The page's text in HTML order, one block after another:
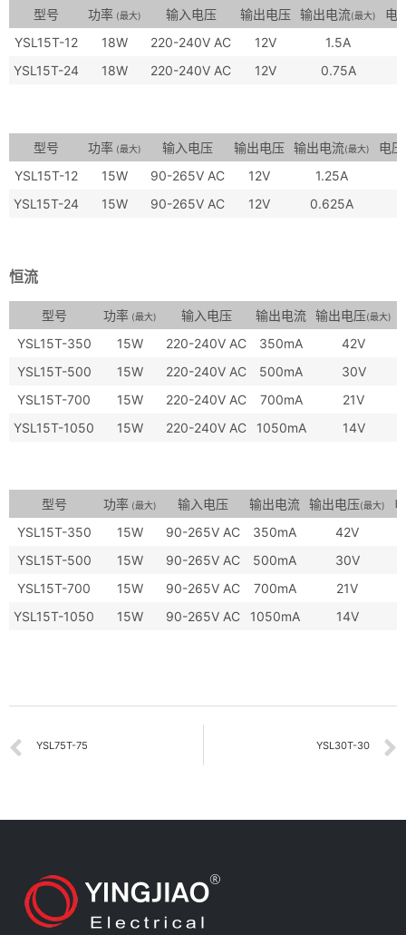
型号 功率 (最大) 输入电压 输出电压 输出电流(最大)
电
YSL15T-12
18W 220-240V AC 12V
1.5A
YSL15T-24
18W 220-240V AC 12V 0.75A
型号 功率 (最大) 输入电压 输出电压 输出电流(最大)
电
YSL15T-12
15W 90-265V AC 12V 1.25A
YSL15T-24
15W 90-265V AC 12V 0.625A
恒流
型号 功率 (最大) 输入电压 输出电流 输出电压(最大)
YSL15T-350
15W 220-240V AC 350mA
42V
YSL15T-500
15W 220-240V AC 500mA
30V
YSL15T-700
15W 220-240V AC 700mA
21V
YSL15T-1050
15W 220-240V AC 1050mA 14V
型号 功率 (最大) 输入电压 输出电流 输出电压(最大)
YSL15T-350
15W 90-265V AC 350mA
42V
YSL15T-500
15W 90-265V AC 500mA
30V
YSL15T-700
15W 90-265V AC 700mA
21V
YSL15T-1050
15W 90-265V AC 1050mA 14V
YSL30T-30
YSL75T-75